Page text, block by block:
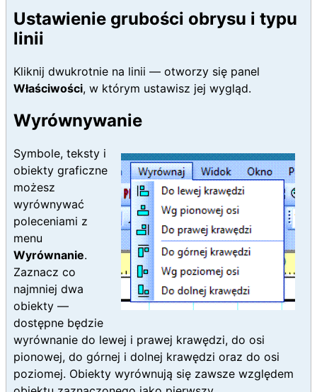
Ustawienie grubości obrysu i typu
linii
Kliknij dwukrotnie na linii — otworzy się panel
Właściwości, w którym ustawisz jej wygląd.
Wyrównywanie
Symbole, teksty i
obiekty graficzne
możesz
wyrównywać
poleceniami z
menu
Wyrównanie.
Zaznacz co
najmniej dwa
obiekty —
dostępne będzie
wyrównanie do lewej i prawej krawędzi, do osi
pionowej, do górnej i dolnej krawędzi oraz do osi
poziomej. Obiekty wyrównują się zawsze względem